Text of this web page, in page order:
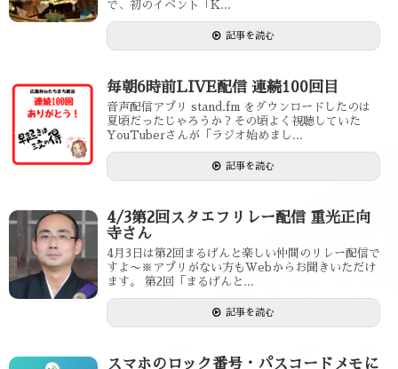
で、初のイベント「K...
記事を読む
毎朝6時前LIVE配信 連続100回目
音声配信アプリ stand.fm をダウンロードしたのは
夏頃だったじゃろうか？その頃よく視聴していた
YouTuberさんが「ラジオ始めまし...
記事を読む
4/3第2回スタエフリレー配信 重光正向
寺さん
4月3日は第2回まるげんと楽しい仲間のリレー配信で
すよ〜※アプリがない方もWebからお聞きいただけ
ます。 第2回「まるげんと...
記事を読む
スマホのロック番号・パスコードメモに